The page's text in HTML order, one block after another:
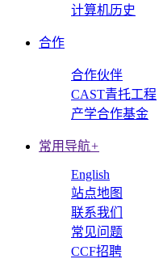
计算机历史
合作
合作伙伴
CAST青托工程
产学合作基金
常用导航+
English
站点地图
联系我们
常见问题
CCF招聘